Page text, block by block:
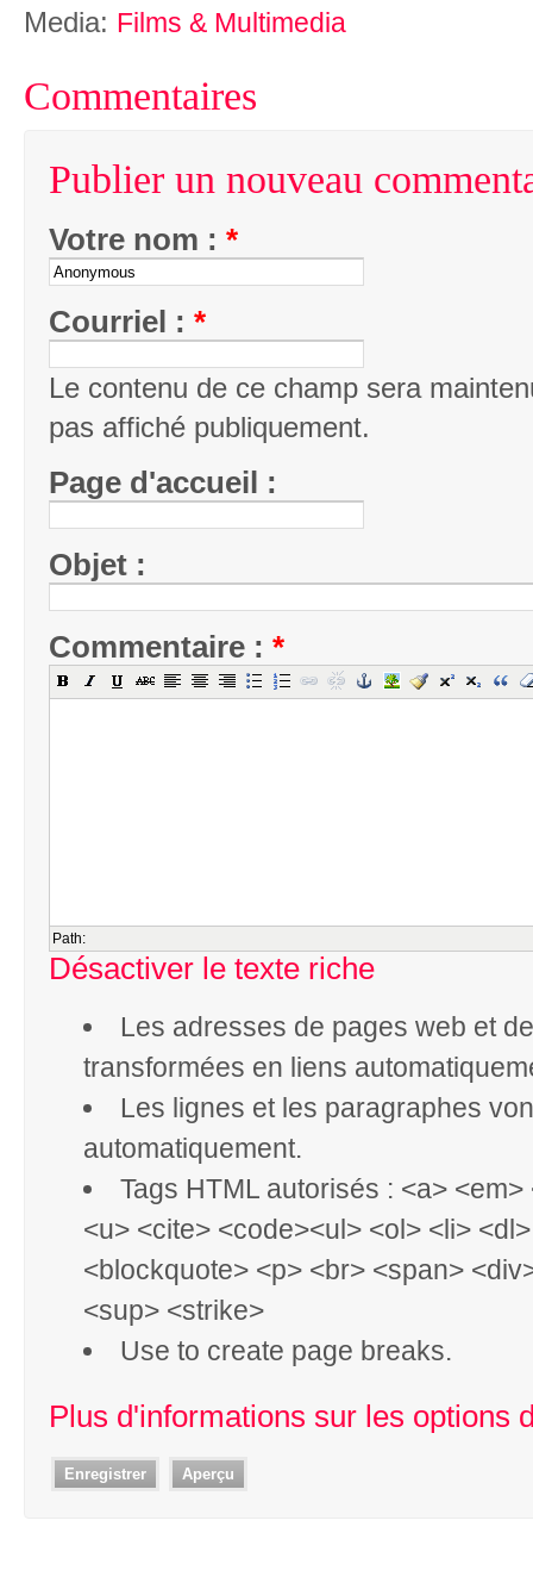
Media: Films & Multimedia
Commentaires
Publier un nouveau
Votre nom : *
Courriel : *
Le contenu de ce champ sera
pas affiché publiquement.
Page d'accueil :
Objet :
Commentaire : *
Path:
Désactiver le texte riche
Les adresses de pages web et
transformées en liens
Les lignes et les paragraphes
automatiquement.
Tags HTML autorisés : <a>
<u> <cite> <code><ul> <ol> <li>
<blockquote> <p> <br> <span>
<sup> <strike>
Use to create page breaks.
Plus d'informations sur les options